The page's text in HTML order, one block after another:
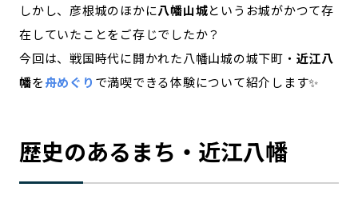
しかし、彦根城のほかに八幡山城というお城がかつて存
在していたことをご存じでしたか？
今回は、戦国時代に開かれた八幡山城の城下町・ 近江八
幡を舟めぐり で満喫できる体験について紹介します✨
歴史のあるまち・近江八幡